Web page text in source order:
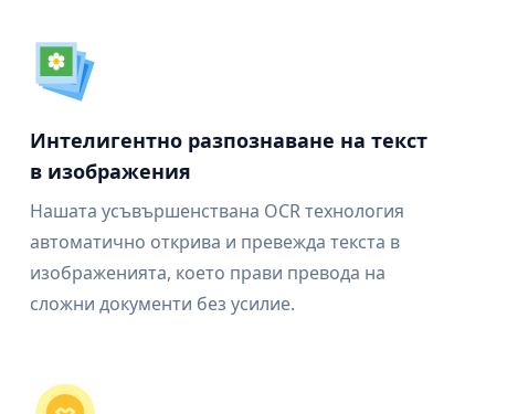
Интелигентно разпознаване на текст
в изображения
Нашата усъвършенствана OCR технология
автоматично открива и превежда текста в
изображенията, което прави превода на
сложни документи без усилие.